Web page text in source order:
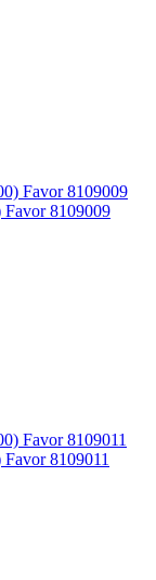
8109009
8109011